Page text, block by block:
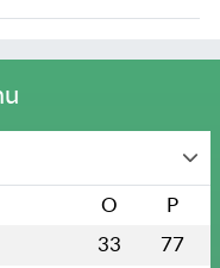
O P
33 77